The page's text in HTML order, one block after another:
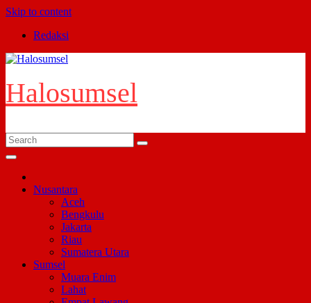
Skip to content
Redaksi
Halosumsel
Nusantara
Aceh
Bengkulu
Jakarta
Riau
Sumatera Utara
Sumsel
Muara Enim
Lahat